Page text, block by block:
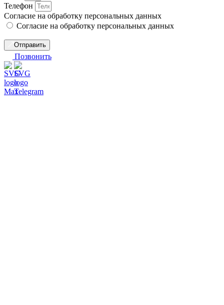
Телефон
Согласие на обработку персональных данных
Согласие на обработку персональных данных
Отправить
Позвонить